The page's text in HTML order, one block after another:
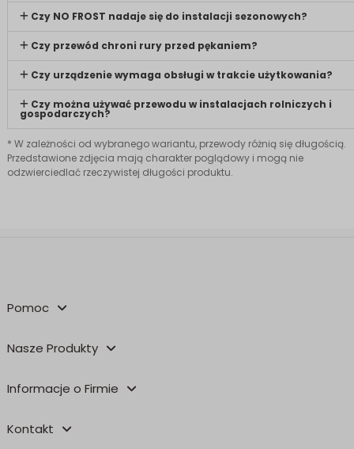
Czy NO FROST nadaje się do instalacji sezonowych?
Czy przewód chroni rury przed pękaniem?
Czy urządzenie wymaga obsługi w trakcie użytkowania?
Czy można używać przewodu w instalacjach rolniczych i
gospodarczych?
* W zależności od wybranego wariantu, przewody różnią się długością.
Przedstawione zdjęcia mają charakter poglądowy i mogą nie
odzwierciedlać rzeczywistej długości produktu.
Pomoc
Nasze Produkty
Informacje o Firmie
Kontakt